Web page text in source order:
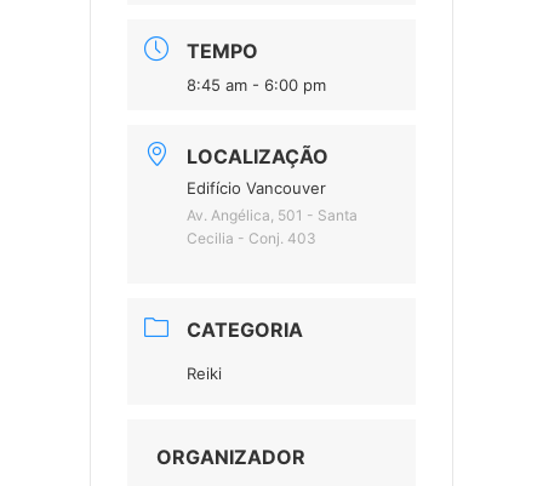
TEMPO
8:45 am - 6:00 pm
LOCALIZAÇÃO
Edifício Vancouver
Av. Angélica, 501 - Santa
Cecilia - Conj. 403
CATEGORIA
Reiki
ORGANIZADOR